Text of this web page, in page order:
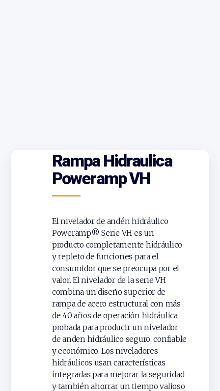
Rampa Hidraulica
Poweramp VH
El nivelador de andén hidráulico
Poweramp® Serie VH es un
producto completamente hidráulico
y repleto de funciones para el
consumidor que se preocupa por el
valor. El nivelador de la serie VH
combina un diseño superior de
rampa de acero estructural con más
de 40 años de operación hidráulica
probada para producir un nivelador
de anden hidráulico seguro, confiable
y económico. Los niveladores
hidráulicos usan características
integradas para mejorar la seguridad
y también ahorrar un tiempo valioso